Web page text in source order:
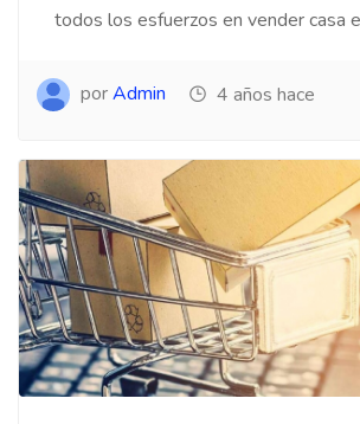
todos los esfuerzos en vender casa
porAdmin 4 años hace